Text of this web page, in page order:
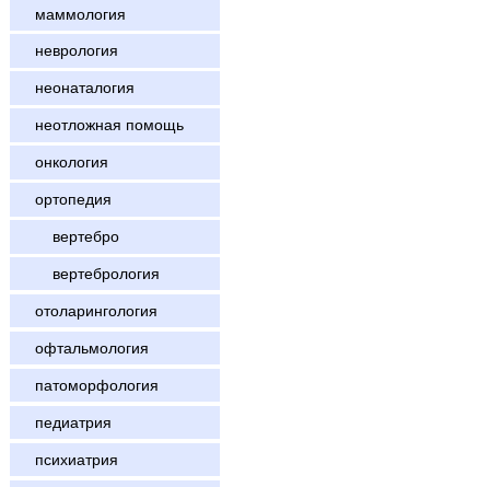
маммология
неврология
неонаталогия
неотложная помощь
онкология
ортопедия
вертебро
вертебрология
отоларингология
офтальмология
патоморфология
педиатрия
психиатрия